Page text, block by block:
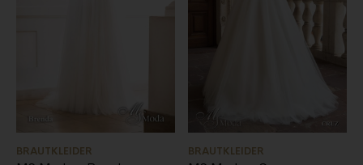
BRAUTKLEIDER BRAUTKLEIDER